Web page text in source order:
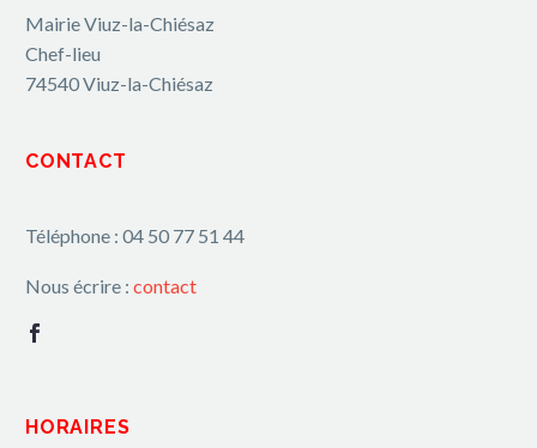
Mairie Viuz-la-Chiésaz
Chef-lieu
74540 Viuz-la-Chiésaz
CONTACT
Téléphone : 04 50 77 51 44
Nous écrire : contact
HORAIRES